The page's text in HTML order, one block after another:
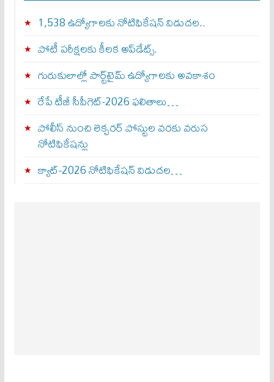
1,538 ఉద్యోగాలకు నోటిఫికేషన్ విడుదల..
పోటీ పరీక్షలకు కీలక అప్‌డేట్స్.
గురుకులాల్లో పార్ట్‌టైమ్ ఉద్యోగాలకు అవకాశం
రేపే టీజీ సీపీగెట్‌-2026 ఫలితాలు…
పోలీస్ నుంచి లెక్చరర్ పోస్టుల వరకు వరుస
నోటిఫికేషన్లు
క్యాట్-2026 నోటిఫికేషన్ విడుదల…